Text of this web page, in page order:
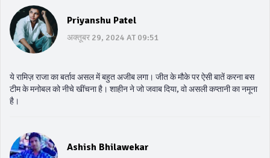
Priyanshu Patel
अक्तूबर 29, 2024 AT 09:51
ये रामिज़ राजा का बर्ताव असल में बहुत अजीब लगा। जीत के मौके पर ऐसी बातें करना बस
टीम के मनोबल को नीचे खींचना है। शाहीन ने जो जवाब दिया, वो असली कप्तानी का नमूना
है।
Ashish Bhilawekar